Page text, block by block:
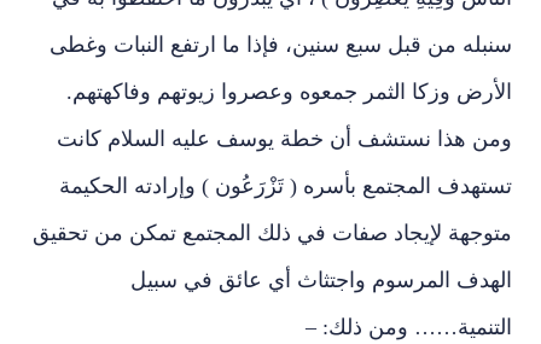
سنبله من قبل سبع سنين، فإذا ما ارتفع النبات وغطى
الأرض وزكا الثمر جمعوه وعصروا زيوتهم وفاكهتهم.
ومن هذا نستشف أن خطة يوسف عليه السلام كانت
تستهدف المجتمع بأسره ( تَزْرَعُون ) وإرادته الحكيمة
متوجهة لإيجاد صفات في ذلك المجتمع تمكن من تحقيق
الهدف المرسوم واجتثاث أي عائق في سبيل
التنمية…… ومن ذلك: –